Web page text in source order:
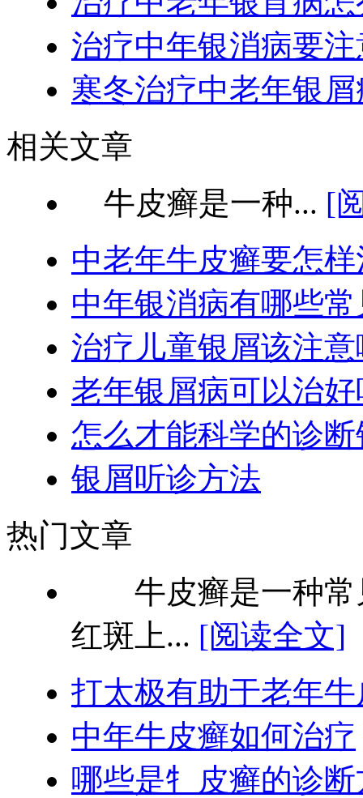
治疗中年银消病要
寒冬治疗中老年银
相关文章
牛皮癣是一种... [
中老年牛皮癣要怎
中年银消病有哪些
治疗儿童银屑该注
老年银屑病可以治好
怎么才能科学的诊
银屑听诊方法
热门文章
牛皮癣是一种常
红斑上... [阅读全文]
打太极有助于老年
中年牛皮癣如何治疗
哪些是牜皮癣的诊